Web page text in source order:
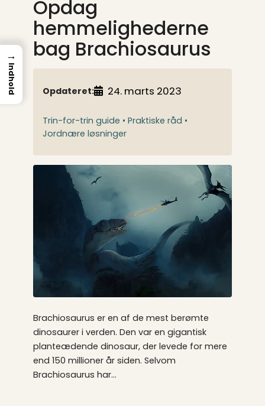
Opdag
hemmelighederne
bag Brachiosaurus
Opdateret: 24. marts 2023
Trin-for-trin guide • Praktiske råd •
Jordnære løsninger
Brachiosaurus er en af de mest berømte
dinosaurer i verden. Den var en gigantisk
planteædende dinosaur, der levede for mere
end 150 millioner år siden. Selvom
Brachiosaurus har…
→
Indhold